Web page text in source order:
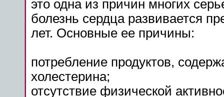
это одна из причин многих
болезнь сердца развивается
лет. Основные ее причины:
потребление продуктов,
холестерина;
отсутствие физической